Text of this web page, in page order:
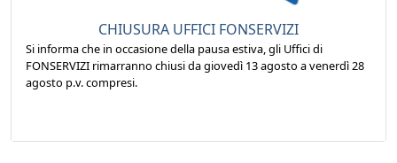
CHIUSURA UFFICI FONSERVIZI
Si informa che in occasione della pausa estiva, gli Uffici di
FONSERVIZI rimarranno chiusi da giovedì 13 agosto a venerdì 28
agosto p.v. compresi.